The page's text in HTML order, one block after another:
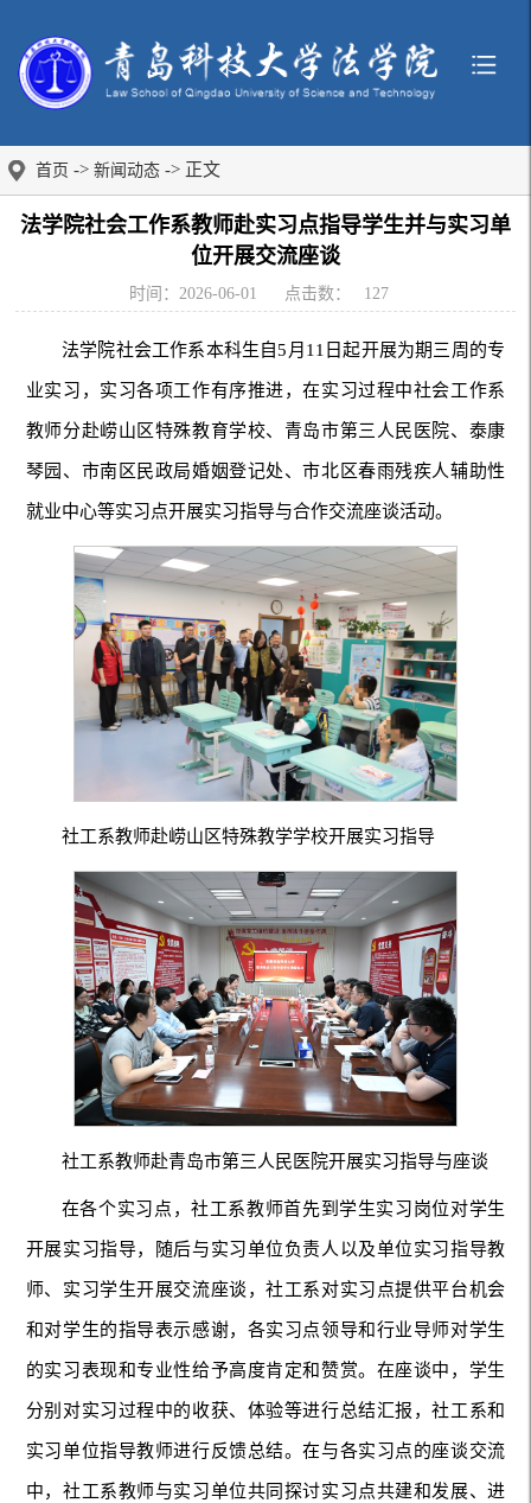
首页 -> 新闻动态 -> 正文
法学院社会工作系教师赴实习点指导学生并与实习单
位开展交流座谈
时间：2026-06-01 点击数： 127
法学院社会工作系本科生自5月11日起开展为期三周的专
业实习，实习各项工作有序推进，在实习过程中社会工作系
教师分赴崂山区特殊教育学校、青岛市第三人民医院、泰康
琴园、市南区民政局婚姻登记处、市北区春雨残疾人辅助性
就业中心等实习点开展实习指导与合作交流座谈活动。
社工系教师赴崂山区特殊教学学校开展实习指导
社工系教师赴青岛市第三人民医院开展实习指导与座谈
在各个实习点，社工系教师首先到学生实习岗位对学生
开展实习指导，随后与实习单位负责人以及单位实习指导教
师、实习学生开展交流座谈，社工系对实习点提供平台机会
和对学生的指导表示感谢，各实习点领导和行业导师对学生
的实习表现和专业性给予高度肯定和赞赏。在座谈中，学生
分别对实习过程中的收获、体验等进行总结汇报，社工系和
实习单位指导教师进行反馈总结。在与各实习点的座谈交流
中，社工系教师与实习单位共同探讨实习点共建和发展、进